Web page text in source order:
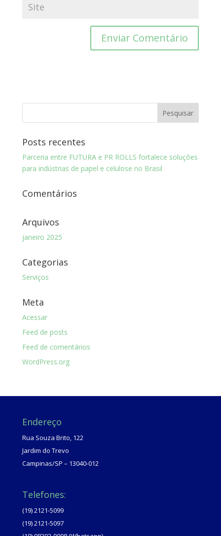
Posts recentes
Parceria entre FUTURA e PR ROLLS fortalece soluções
para indústrias de papel e celulose no Brasil
Comentários
Arquivos
janeiro 2025
Categorias
Serviços
Meta
Acessar
Feed de posts
Feed de comentários
WordPress.org
Endereço
Rua Souza Brito, 122
Jardim do Trevo
Campinas/SP – 13040-012
Telefones:
(19) 2121-5099
(19) 2121-5097